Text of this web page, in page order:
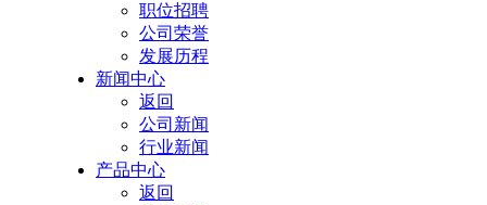
职位招聘
公司荣誉
发展历程
新闻中心
返回
公司新闻
行业新闻
产品中心
返回